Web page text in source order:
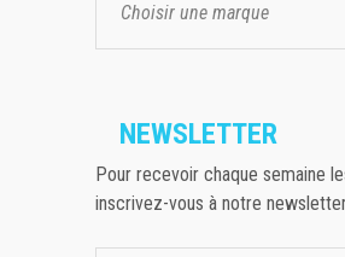
Choisir une marque
NEWSLETTER
Pour recevoir chaque semaine
inscrivez-vous à notre